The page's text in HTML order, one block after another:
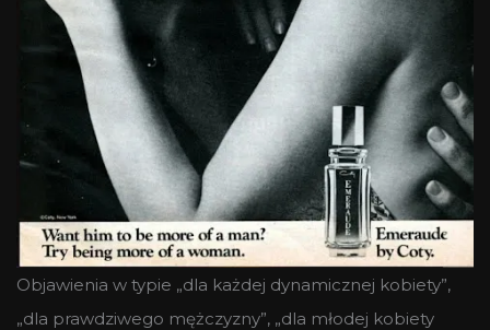
Objawienia w typie „dla każdej dynamicznej kobiety”,
„dla prawdziwego mężczyzny”, „dla młodej kobiety